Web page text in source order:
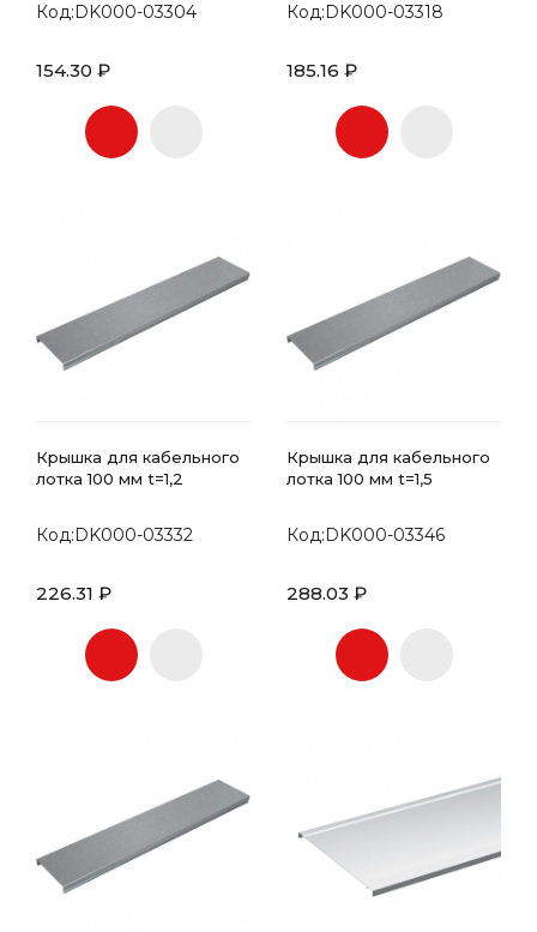
Код:DK000-03304
154.30 ₽
Код:DK000-03318
185.16 ₽
Крышка для кабельного
лотка 100 мм t=1,2
Код:DK000-03332
226.31 ₽
Крышка для кабельного
лотка 100 мм t=1,5
Код:DK000-03346
288.03 ₽